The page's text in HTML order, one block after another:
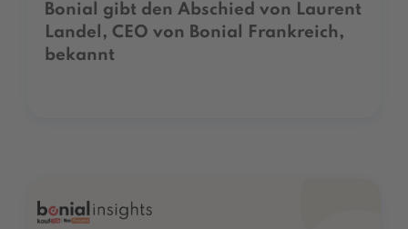
Bonial gibt den Abschied von Laurent
Landel, CEO von Bonial Frankreich,
bekannt